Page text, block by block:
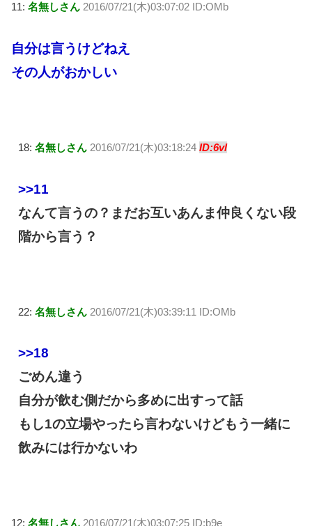
11: 名無しさん 2016/07/21(木)03:07:02 ID:OMb
自分は言うけどねえ
その人がおかしい
18: 名無しさん 2016/07/21(木)03:18:24 ID:6vl
>>11
なんて言うの？まだお互いあんま仲良くない段
階から言う？
22: 名無しさん 2016/07/21(木)03:39:11 ID:OMb
>>18
ごめん違う
自分が飲む側だから多めに出すって話
もし1の立場やったら言わないけどもう一緒に
飲みには行かないわ
12: 名無しさん 2016/07/21(木)03:07:25 ID:b9e